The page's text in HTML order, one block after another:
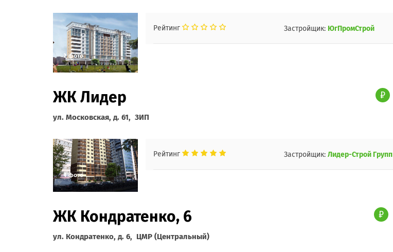
Рейтинг Застройщик: ЮгПромСтрой
ЖК Лидер
ул. Московская, д. 61, ЗИП
Рейтинг Застройщик:Лидер-Строй Групп
ЖК Кондратенко, 6
ул. Кондратенко, д. 6, ЦМР (Центральный)